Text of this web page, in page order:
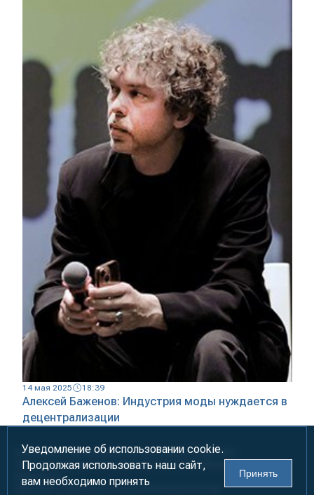
14 мая 2025 18:39
Алексей Баженов: Индустрия моды нуждается в
децентрализации
Информация предназначена для лиц старше 18 лет (18+)
При использовании материалов ссылка на «УралБизнесКонсалтинг»
2000-2026Информационно-аналитическое агентство
Уведомление об использовании cookie.
Продолжая использовать наш сайт,
вам необходимо принять
Принять